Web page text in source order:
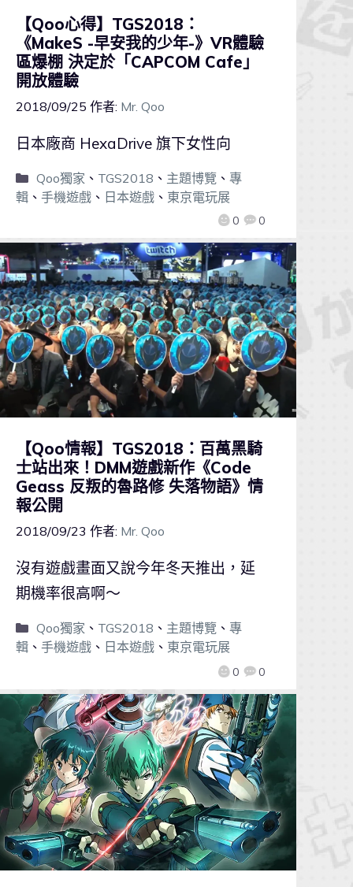
【Qoo心得】TGS2018：
《MakeS -早安我的少年-》VR體驗
區爆棚 決定於「CAPCOM Cafe」
開放體驗
2018/09/25 作者: Mr. Qoo
0 0
日本廠商 HexaDrive 旗下女性向
Qoo獨家 、 TGS2018 、 主題博覽、 專
輯、 手機遊戲、 日本遊戲、 東京電玩展
【Qoo情報】TGS2018：百萬黑騎
士站出來！DMM遊戲新作《Code
Geass 反叛的魯路修 失落物語》情
報公開
2018/09/23 作者: Mr. Qoo
0 0
沒有遊戲畫面又說今年冬天推出，延
期機率很高啊～
Qoo獨家 、 TGS2018 、 主題博覽、 專
輯、 手機遊戲、 日本遊戲、 東京電玩展